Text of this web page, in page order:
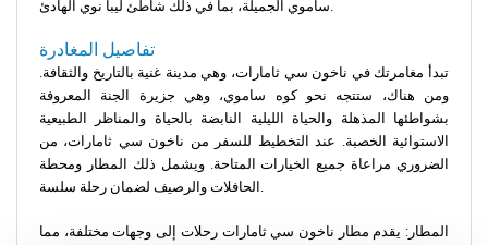
تفاصيل المغادرة
تبدأ مغامرتك في ناخون سي ثامارات، وهي مدينة غنية بالتاريخ والثقافة.
ومن هناك، ستتجه نحو كوه ساموي، وهي جزيرة الجنة المعروفة
بشواطئها المذهلة والحياة الليلية النابضة بالحياة والمناظر الطبيعية
الاستوائية الخصبة. عند التخطيط للسفر من ناخون سي ثامارات، من
الضروري مراعاة جميع الخيارات المتاحة. ويشمل ذلك المطار ومحطة
المطار: يقدم مطار ناخون سي ثامارات رحلات إلى وجهات مختلفة، مما